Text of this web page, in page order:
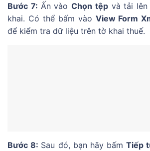
Bước 7: Ấn vào Chọn tệpvà tải lên
khai. Có thể bấm vào View Form
để kiểm tra dữ liệu trên tờ khai thuế.
Bước 8: Sau đó, bạn hãy bấmTiếp